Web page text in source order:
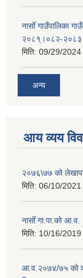
नासोँ गाउँपालिका
२०८१्।०८२-
मिति: 09/29/
अन्य
आय व्यय
२०७६\७७ को
मिति: 06/10/
नासोँ गा.पा.को
मिति: 10/16/
आ.व.२०७४/७५ को